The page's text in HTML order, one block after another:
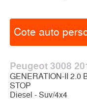
Cote auto
Peugeot 3008
GENERATION-II 2.0
STOP
Diesel - Suv/4x4